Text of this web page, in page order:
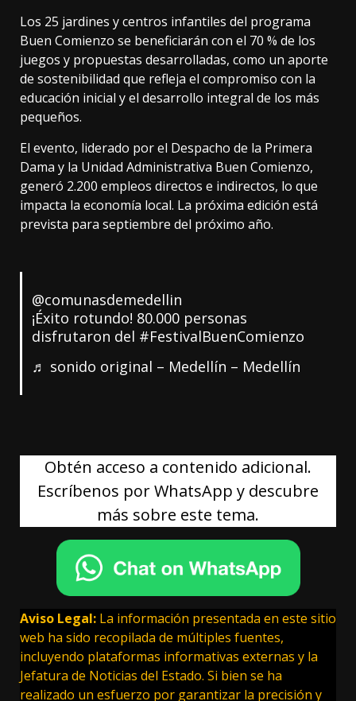
Los 25 jardines y centros infantiles del programa
Buen Comienzo se beneficiarán con el 70 % de los
juegos y propuestas desarrolladas, como un aporte
de sostenibilidad que refleja el compromiso con la
educación inicial y el desarrollo integral de los más
pequeños.
El evento, liderado por el Despacho de la Primera
Dama y la Unidad Administrativa Buen Comienzo,
generó 2.200 empleos directos e indirectos, lo que
impacta la economía local. La próxima edición está
prevista para septiembre del próximo año.
@comunasdemedellin
¡Éxito rotundo! 80.000 personas
disfrutaron del #FestivalBuenComienzo
♬ sonido original – Medellín – Medellín
Obtén acceso a contenido adicional.
Escríbenos por WhatsApp y descubre
más sobre este tema.
Aviso Legal: La información presentada en este sitio
web ha sido recopilada de múltiples fuentes,
incluyendo plataformas informativas externas y la
Jefatura de Noticias del Estado. Si bien se ha
realizado un esfuerzo por garantizar la precisión y